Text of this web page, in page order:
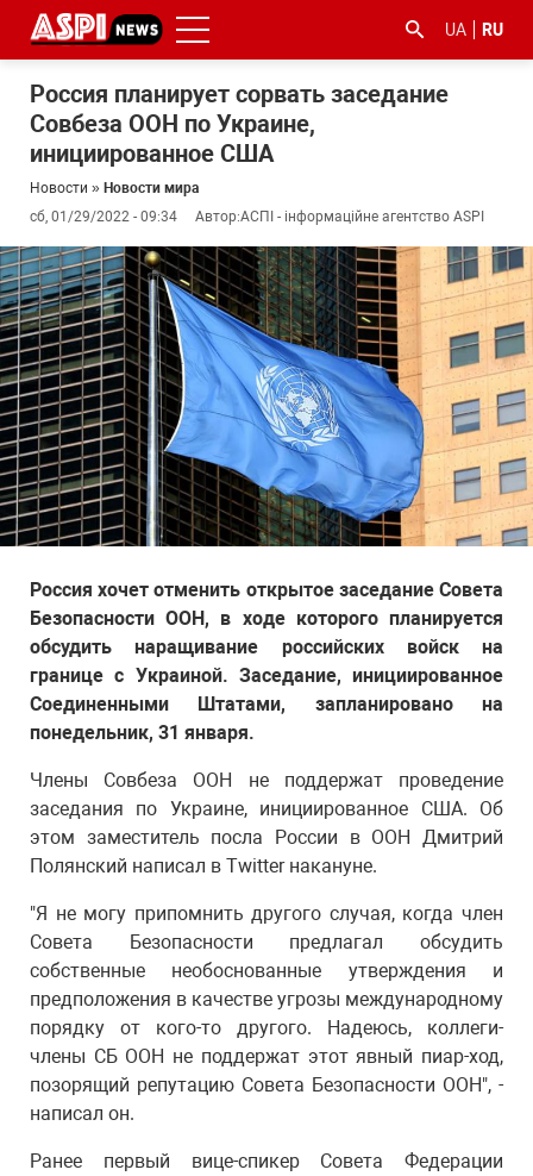
UA RU
Россия планирует сорвать заседание
Совбеза ООН по Украине,
инициированное США
Новости » Новости мира
сб, 01/29/2022 - 09:34
Автор:АСПІ - інформаційне агентство ASPI
Россия хочет отменить открытое заседание Совета
Безопасности ООН, в ходе которого планируется
обсудить наращивание российских войск на
границе с Украиной. Заседание, инициированное
Соединенными Штатами, запланировано на
понедельник, 31 января.
Члены Совбеза ООН не поддержат проведение
заседания по Украине, инициированное США. Об
этом заместитель посла России в ООН Дмитрий
Полянский написал в Twitter накануне.
"Я не могу припомнить другого случая, когда член
Совета Безопасности предлагал обсудить
собственные необоснованные утверждения и
предположения в качестве угрозы международному
порядку от кого-то другого. Надеюсь, коллеги-
члены СБ ООН не поддержат этот явный пиар-ход,
позорящий репутацию Совета Безопасности ООН", -
написал он.
Ранее первый вице-спикер Совета Федерации
#ООС
#боротьба
з
корупцією
#гфс #Киев #коронавірус